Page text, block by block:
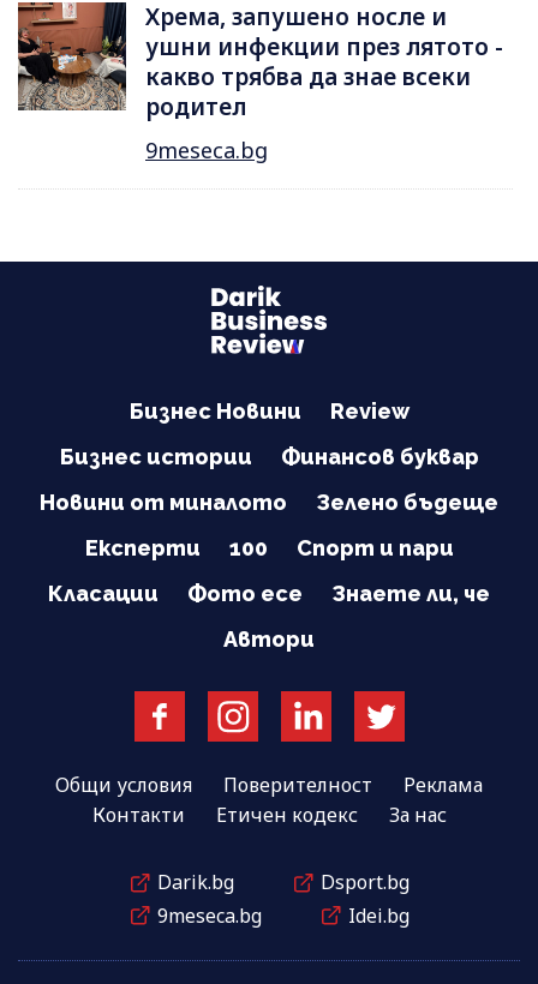
Хрема, запушено носле и
ушни инфекции през лятотo -
какво трябва да знае всеки
родител
9meseca.bg
Бизнес Новини
Review
Бизнес истории
Финансов буквар
Новини от миналото
Зелено бъдеще
Експерти
100
Спорт и пари
Класации
Фото есе
Знаете ли, че
Автори
Общи условия Поверителност
Реклама
Контакти
Етичен кодекс За нас
Darik.bg
Dsport.bg
9meseca.bg
Idei.bg